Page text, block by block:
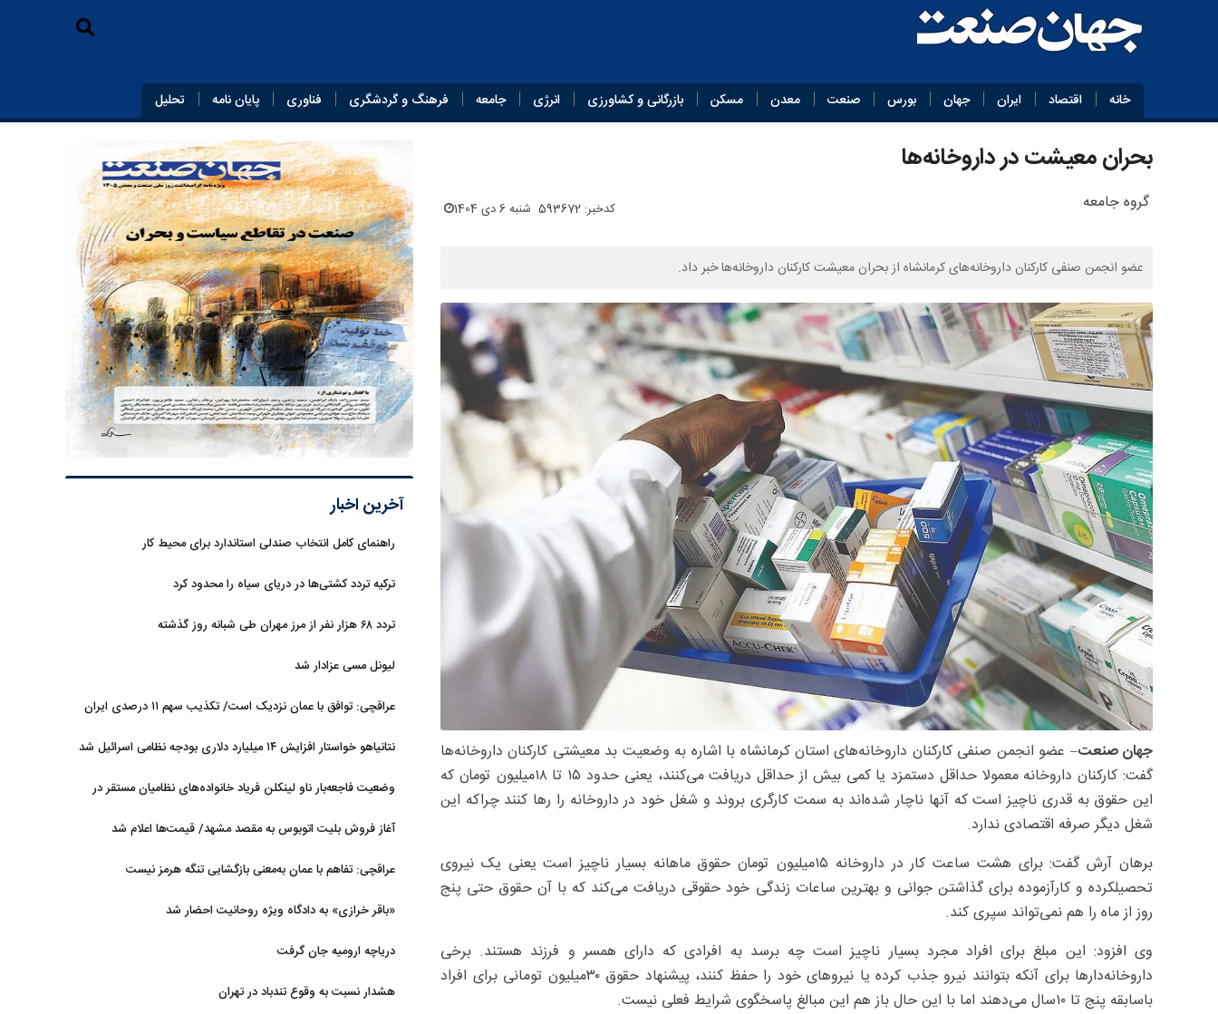
خانه اقتصاد ایران جهان بورس صنعت معدن مسکن بازرگانی و کشاورزی انرژی جامعه فرهنگ و گردشگری فناوری پایان‌ نامه تحلیل
بحران معیشت در داروخانه‌ها
گروه جامعه کدخبر: 593672 شنبه 6 دی 1404
عضو انجمن صنفی کارکنان داروخانه‌های کرمانشاه از بحران معیشت کارکنان داروخانه‌ها خبر داد.
جهان صنعت– عضو انجمن صنفی کارکنان داروخانه‌های استان کرمانشاه با اشاره به وضعیت بد معیشتی کارکنان داروخانه‌ها
گفت: کارکنان داروخانه معمولا حداقل دستمزد یا کمی بیش از حداقل دریافت می‌کنند، یعنی حدود ۱۵ تا ۱۸‌میلیون تومان که
این حقوق به قدری ناچیز است که آنها ناچار شده‌اند به سمت کارگری بروند و شغل خود در داروخانه را رها کنند چراکه این
شغل دیگر صرفه اقتصادی ندارد.
برهان آرش گفت: برای هشت ساعت کار در داروخانه ۱۵‌میلیون تومان حقوق ماهانه بسیار ناچیز است یعنی یک نیروی
تحصیلکرده و کارآزموده برای گذاشتن جوانی و بهترین ساعات زندگی خود حقوقی دریافت می‌کند که با آن حقوق حتی پنج
روز از ماه را هم نمی‌تواند سپری کند.
وی افزود: این مبلغ برای افراد مجرد بسیار ناچیز است چه برسد به افرادی که دارای همسر و فرزند هستند. برخی
داروخانه‌دارها برای آنکه بتوانند نیرو جذب کرده یا نیروهای خود را حفظ کنند، پیشنهاد حقوق ۳۰‌میلیون تومانی برای افراد
باسابقه پنج تا ۱۰سال می‌دهند اما با این حال باز هم این مبالغ پاسخگوی شرایط فعلی نیست.
آخرین اخبار
راهنمای کامل انتخاب صندلی استاندارد برای محیط کار
ترکیه تردد کشتی‌ها در دریای سیاه را محدود کرد
تردد ۶۸ هزار نفر از مرز مهران طی شبانه روز گذشته
لیونل مسی عزادار شد
عراقچی: توافق با عمان نزدیک است/ تکذیب سهم ۱۱ درصدی ایران
نتانیاهو خواستار افزایش ۱۴ میلیارد دلاری بودجه نظامی اسرائیل شد
وضعیت فاجعه‌بار ناو لینکلن فریاد خانواده‌های نظامیان مستقر در
آغاز فروش بلیت اتوبوس به مقصد مشهد/ قیمت‌ها اعلام شد
عراقچی: تفاهم با عمان به‌معنی بازگشایی تنگه هرمز نیست
«باقر خرازی» به دادگاه ویژه روحانیت احضار شد
دریاچه ارومیه جان گرفت
هشدار نسبت به وقوع تندباد در تهران